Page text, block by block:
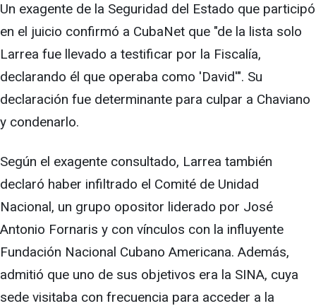
Un exagente de la Seguridad del Estado que participó
en el juicio confirmó a CubaNet que "de la lista solo
Larrea fue llevado a testificar por la Fiscalía,
declarando él que operaba como 'David'". Su
declaración fue determinante para culpar a Chaviano
y condenarlo.
Según el exagente consultado, Larrea también
declaró haber infiltrado el Comité de Unidad
Nacional, un grupo opositor liderado por José
Antonio Fornaris y con vínculos con la influyente
Fundación Nacional Cubano Americana. Además,
admitió que uno de sus objetivos era la SINA, cuya
sede visitaba con frecuencia para acceder a la